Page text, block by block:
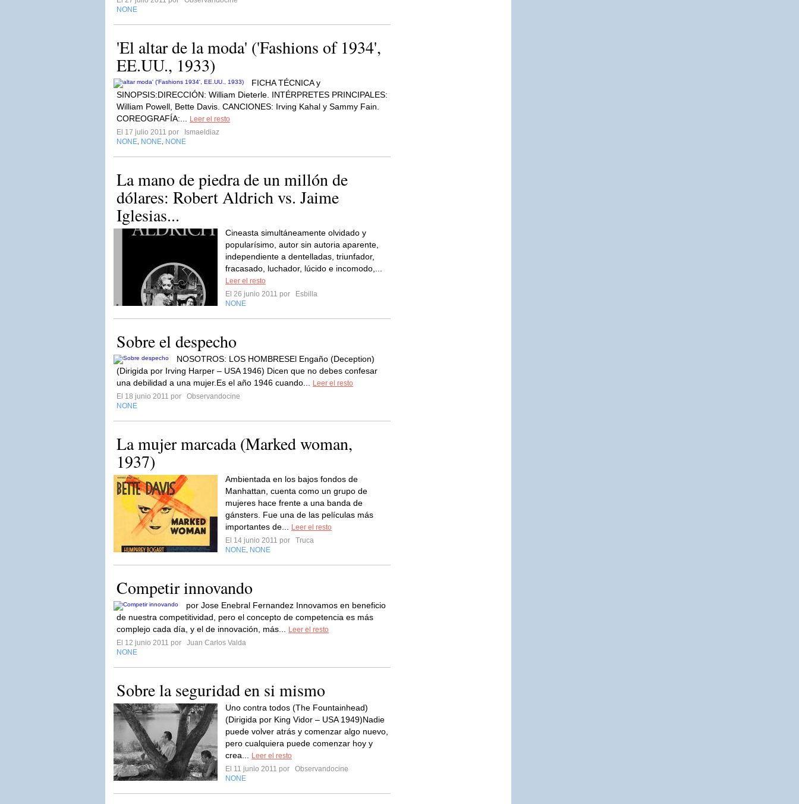
NONE
'El altar de la moda' ('Fashions of 1934',
EE.UU., 1933)
FICHA TÉCNICA y
SINOPSIS:DIRECCIÓN: William Dieterle. INTÉRPRETES PRINCIPALES:
William Powell, Bette Davis. CANCIONES: Irving Kahal y Sammy Fain.
COREOGRAFÍA:...
Leer el resto
El 17 julio 2011 por
Ismaeldiaz
NONE NONE NONE
La mano de piedra de un millón de
dólares: Robert Aldrich vs. Jaime
Iglesias...
Cineasta simultáneamente olvidado y
popularísimo, autor sin autoria aparente,
independiente a dentelladas, triunfador,
fracasado, luchador, lúcido e incomodo,...
Leer el resto
El 26 junio 2011 por
Esbilla
NONE
Sobre el despecho
NOSOTROS: LOS HOMBRESEl Engaño (Deception)
(Dirigida por Irving Harper – USA 1946) Dicen que no debes confesar
una debilidad a una mujer.Es el año 1946 cuando...
Leer el resto
El 18 junio 2011 por
Observandocine
NONE
La mujer marcada (Marked woman,
1937)
Ambientada en los bajos fondos de
Manhattan, cuenta como un grupo de
mujeres hace frente a una banda de
gánsters. Fue una de las películas más
importantes de...
Leer el resto
El 14 junio 2011 por
Truca
NONE NONE
Competir innovando
por Jose Enebral Fernandez Innovamos en beneficio
de nuestra competitividad, pero el concepto de competencia es más
complejo cada día, y el de innovación, más...
Leer el resto
El 12 junio 2011 por
Juan Carlos Valda
NONE
Sobre la seguridad en si mismo
Uno contra todos (The Fountainhead)
(Dirigida por King Vidor – USA 1949)Nadie
puede volver atrás y comenzar algo nuevo,
pero cualquiera puede comenzar hoy y
crea...
Leer el resto
El 11 junio 2011 por
Observandocine
NONE